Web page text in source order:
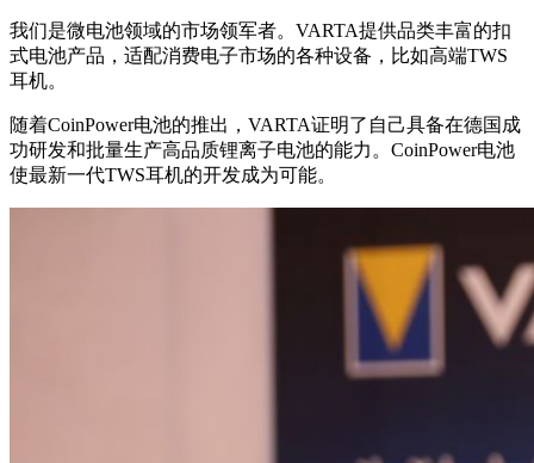
我们是微电池领域的市场领军者。VARTA提供品类丰富的扣
式电池产品，适配消费电子市场的各种设备，比如高端TWS
耳机。
随着CoinPower电池的推出，VARTA证明了自己具备在德国成
功研发和批量生产高品质锂离子电池的能力。CoinPower电池
使最新一代TWS耳机的开发成为可能。